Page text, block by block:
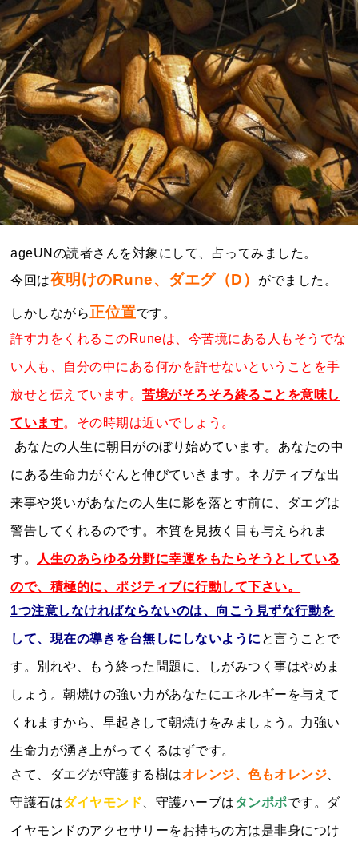
ageUNの読者さんを対象にして、占ってみました。
今回は夜明けのRune、ダエグ（D） がでました。
しかしながら正位置です。
許す力をくれるこのRuneは、今苦境にある人もそうでな
い人も、自分の中にある何かを許せないということを手
放せと伝えています。苦境がそろそろ終ることを意味し
ています。その時期は近いでしょう。
あなたの人生に朝日がのぼり始めています。あなたの中
にある生命力がぐんと伸びていきます。ネガティブな出
来事や災いがあなたの人生に影を落とす前に、ダエグは
警告してくれるのです。本質を見抜く目も与えられま
す。 人生のあらゆる分野に幸運をもたらそうとしている
ので、積極的に、ポジティブに行動して下さい。
1つ注意しなければならないのは、向こう見ずな行動を
して、現在の導きを台無しにしないように と言うことで
す。別れや、もう終った問題に、しがみつく事はやめま
しょう。朝焼けの強い力があなたにエネルギーを与えて
くれますから、早起きして朝焼けをみましょう。力強い
生命力が湧き上がってくるはずです。
さて、ダエグが守護する樹はオレンジ、色もオレンジ
守護石はダイヤモンド 、守護ハーブはタンポポです。 ダ
イヤモンドのアクセサリーをお持ちの方は是非身につけ